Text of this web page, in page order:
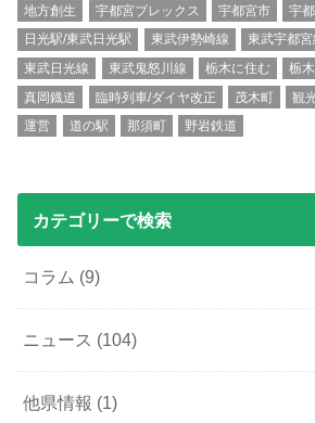
地方創生
宇都宮ブレックス 宇都宮市 宇
日光駅/東武日光駅
東武伊勢崎線 東武宇都宮
東武日光線
東武鬼怒川線 栃木に住む 栃
真岡鐡道
臨時列車/ダイヤ改正 茂木町 観
運営
道の駅 那須町 野岩鉄道
カテゴリーで検索
コラム (9)
ニュース (104)
他県情報 (1)